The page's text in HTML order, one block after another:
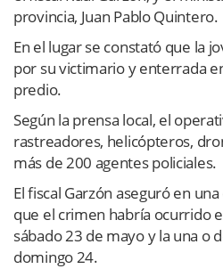
provincia, Juan Pablo Quintero.
En el lugar se constató que la
por su victimario y enterrada
predio.
Según la prensa local, el
rastreadores, helicópteros,
más de 200 agentes policiales.
El fiscal Garzón aseguró en
que el crimen habría ocurrido
sábado 23 de mayo y la una o
domingo 24.